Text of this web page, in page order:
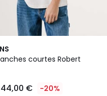
courtes Robert
44,00 € -20%